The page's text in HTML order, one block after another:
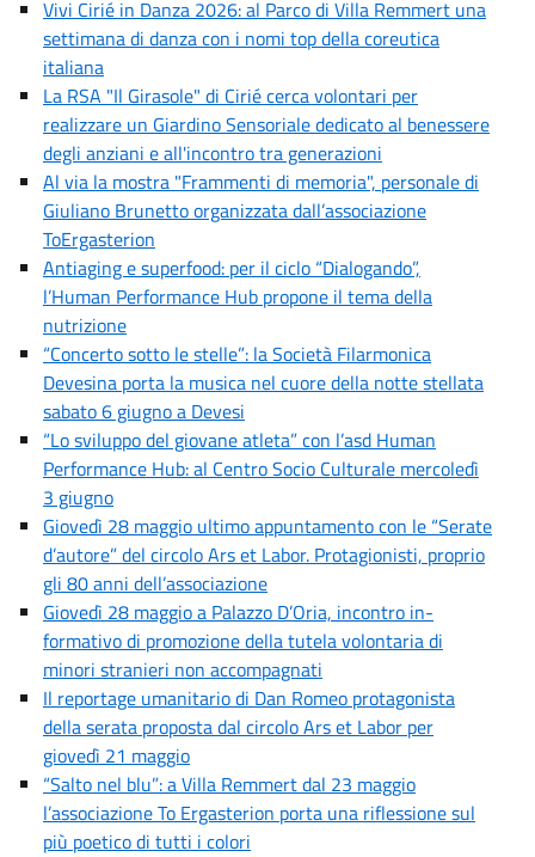
Vivi Cirié in Danza 2026: al Parco di Villa Remmert una
settimana di danza con i nomi top della coreutica
italiana
La RSA "Il Girasole" di Cirié cerca volontari per
realizzare un Giardino Sensoriale dedicato al benessere
degli anziani e all'incontro tra generazioni
Al via la mostra "Frammenti di memoria", personale di
Giuliano Brunetto organizzata dall’associazione
ToErgasterion
Antiaging e superfood: per il ciclo “Dialogando”,
l’Human Performance Hub propone il tema della
nutrizione
“Concerto sotto le stelle”: la Società Filarmonica
Devesina porta la musica nel cuore della notte stellata
sabato 6 giugno a Devesi
“Lo sviluppo del giovane atleta” con l’asd Human
Performance Hub: al Centro Socio Culturale mercoledì
3 giugno
Giovedì 28 maggio ultimo appuntamento con le “Serate
d’autore” del circolo Ars et Labor. Protagionisti, proprio
gli 80 anni dell’associazione
Giovedì 28 maggio a Palazzo D’Oria, incontro in-
formativo di promozione della tutela volontaria di
minori stranieri non accompagnati
Il reportage umanitario di Dan Romeo protagonista
della serata proposta dal circolo Ars et Labor per
giovedì 21 maggio
“Salto nel blu”: a Villa Remmert dal 23 maggio
l’associazione To Ergasterion porta una riflessione sul
più poetico di tutti i colori